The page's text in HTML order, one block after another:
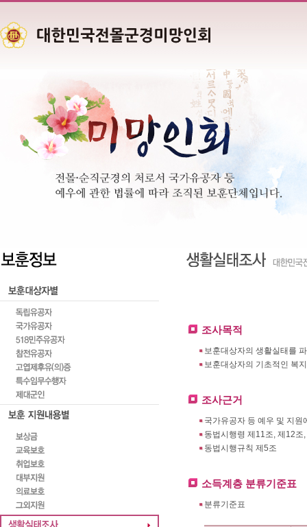
조사목적
보훈대상자의 생활실태를
보훈대상자의 기초적인 복
조사근거
국가유공자 등 예우 및 지
동법시행령 제11조, 제12조
동법시행규칙 제5조
소득계층 분류기준표
분류기준표